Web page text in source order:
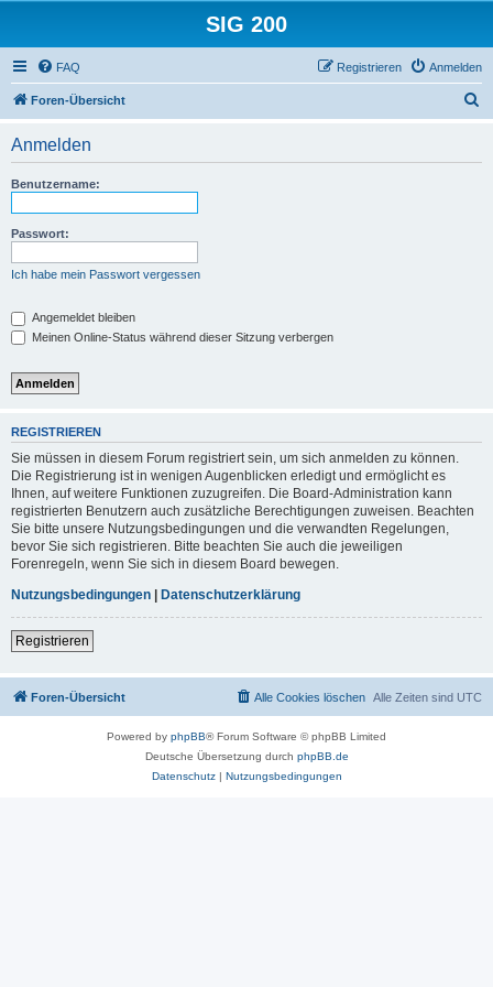
SIG 200
FAQ Anmelden
Registrieren
Foren-Übersicht
Anmelden
Benutzername:
Passwort:
Ich habe mein Passwort vergessen
Angemeldet bleiben
Meinen Online-Status während dieser Sitzung verbergen
REGISTRIEREN
Sie müssen in diesem Forum registriert sein, um sich anmelden zu können.
Die Registrierung ist in wenigen Augenblicken erledigt und ermöglicht es
Ihnen, auf weitere Funktionen zuzugreifen. Die Board-Administration kann
registrierten Benutzern auch zusätzliche Berechtigungen zuweisen. Beachten
Sie bitte unsere Nutzungsbedingungen und die verwandten Regelungen,
bevor Sie sich registrieren. Bitte beachten Sie auch die jeweiligen
Forenregeln, wenn Sie sich in diesem Board bewegen.
Nutzungsbedingungen | Datenschutzerklärung
Registrieren
Foren-Übersicht Alle Zeiten sind UTC
Alle Cookies löschen
Powered by phpBB® Forum Software © phpBB Limited
Deutsche Übersetzung durch phpBB.de
Datenschutz| Nutzungsbedingungen